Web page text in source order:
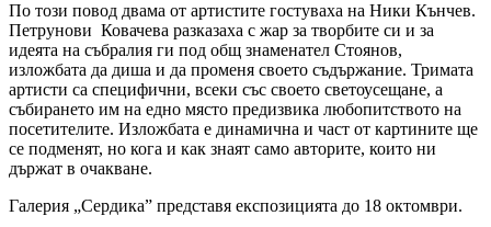
По този повод двама от артистите гостуваха на Ники Кънчев.
Петрунови Ковачева разказаха с жар за творбите си и за
идеята на събралия ги под общ знаменател Стоянов,
изложбата да диша и да променя своето съдържание. Тримата
артисти са специфични, всеки със своето светоусещане, а
събирането им на едно място предизвика любопитството на
посетителите. Изложбата е динамична и част от картините ще
се подменят, но кога и как знаят само авторите, които ни
държат в очакване.
Галерия „Сердика” представя експозицията до 18 октомври.